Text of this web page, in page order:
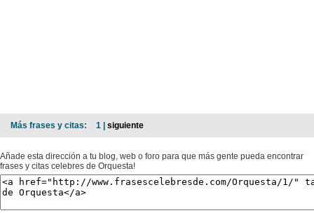
Más frases y citas: 1 | siguiente
Añade esta dirección a tu blog, web o foro para que más gente pueda encontrar
frases y citas celebres de Orquesta!